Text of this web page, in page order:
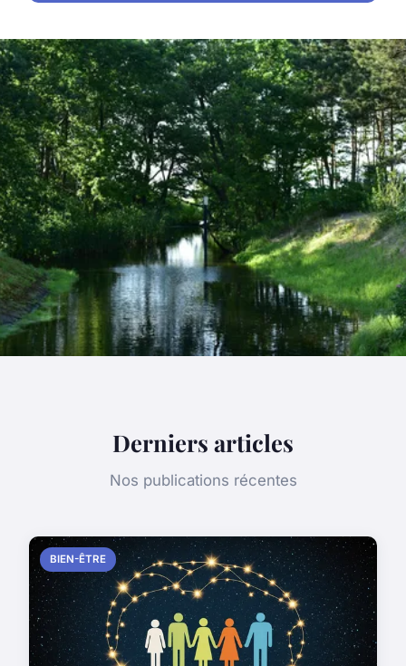
Derniers articles
Nos publications récentes
BIEN-ÊTRE